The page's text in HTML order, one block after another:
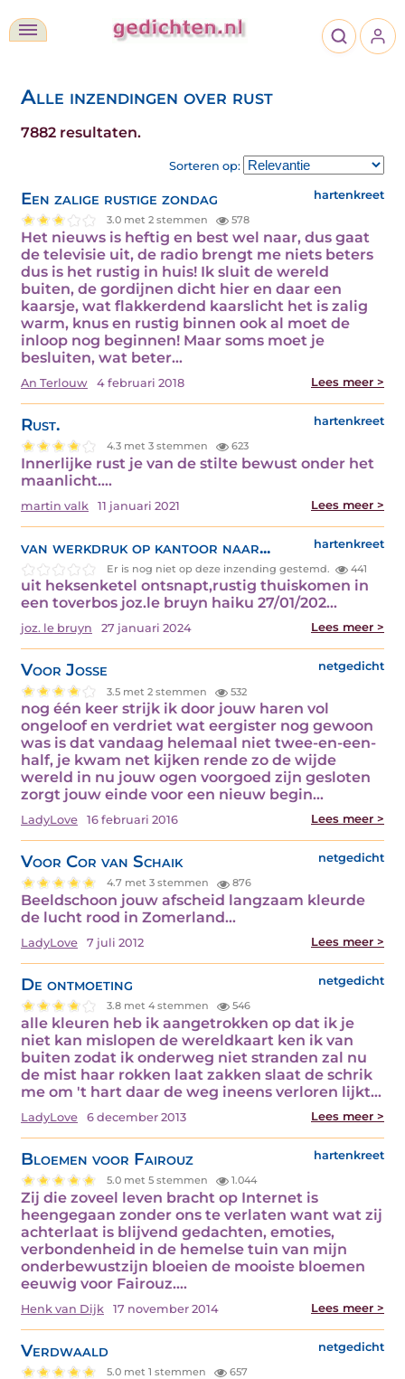
Alle inzendingen over rust
7882 resultaten.
Sorteren op:
Een zalige rustige zondag hartenkreet
3.0 met 2 stemmen 578
Het nieuws is heftig en best wel naar, dus gaat
de televisie uit, de radio brengt me niets beters
dus is het rustig in huis! Ik sluit de wereld
buiten, de gordijnen dicht hier en daar een
kaarsje, wat flakkerdend kaarslicht het is zalig
warm, knus en rustig binnen ook al moet de
inloop nog beginnen! Maar soms moet je
besluiten, wat beter…
An Terlouw 4 februari 2018 Lees meer >
Rust. hartenkreet
4.3 met 3 stemmen 623
Innerlijke rust je van de stilte bewust onder het
maanlicht.…
martin valk 11 januari 2021 Lees meer >
van werkdruk op kantoor naar... hartenkreet
Er is nog niet op deze inzending gestemd. 441
uit heksenketel ontsnapt,rustig thuiskomen in
een toverbos joz.le bruyn haiku 27/01/202…
joz. le bruyn 27 januari 2024 Lees meer >
Voor Josse netgedicht
3.5 met 2 stemmen 532
nog één keer strijk ik door jouw haren vol
ongeloof en verdriet wat eergister nog gewoon
was is dat vandaag helemaal niet twee-en-een-
half, je kwam net kijken rende zo de wijde
wereld in nu jouw ogen voorgoed zijn gesloten
zorgt jouw einde voor een nieuw begin…
LadyLove 16 februari 2016 Lees meer >
Voor Cor van Schaik netgedicht
4.7 met 3 stemmen 876
Beeldschoon jouw afscheid langzaam kleurde
de lucht rood in Zomerland…
LadyLove 7 juli 2012 Lees meer >
De ontmoeting netgedicht
3.8 met 4 stemmen 546
alle kleuren heb ik aangetrokken op dat ik je
niet kan mislopen de wereldkaart ken ik van
buiten zodat ik onderweg niet stranden zal nu
de mist haar rokken laat zakken slaat de schrik
me om 't hart daar de weg ineens verloren lijkt…
LadyLove 6 december 2013 Lees meer >
Bloemen voor Fairouz hartenkreet
5.0 met 5 stemmen 1.044
Zij die zoveel leven bracht op Internet is
heengegaan zonder ons te verlaten want wat zij
achterlaat is blijvend gedachten, emoties,
verbondenheid in de hemelse tuin van mijn
onderbewustzijn bloeien de mooiste bloemen
eeuwig voor Fairouz.…
Henk van Dijk 17 november 2014 Lees meer >
Verdwaald netgedicht
5.0 met 1 stemmen 657